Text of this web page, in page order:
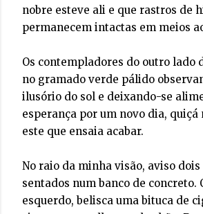
nobre esteve ali e que rastros de
permanecem intactas em meios
Os contempladores do outro lado
no gramado verde pálido
ilusório do sol e deixando-se
esperança por um novo dia, quiçá
este que ensaia acabar.
No raio da minha visão, aviso dois
sentados num banco de concreto.
esquerdo, belisca uma bituca de